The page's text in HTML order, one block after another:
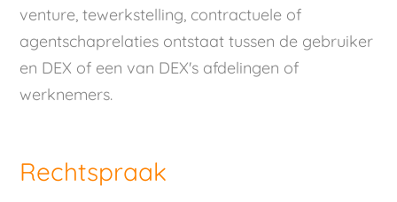
venture, tewerkstelling, contractuele of
agentschaprelaties ontstaat tussen de gebruiker
en DEX of een van DEX's afdelingen of
werknemers.
Rechtspraak